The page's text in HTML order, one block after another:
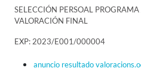
SELECCIÓN PERSOAL
VALORACIÓN FINAL
EXP: 2023/E001/000004
anuncio resultado